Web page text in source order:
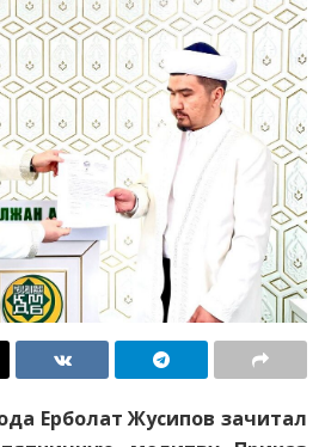
Ерболат Жусипов зачитал